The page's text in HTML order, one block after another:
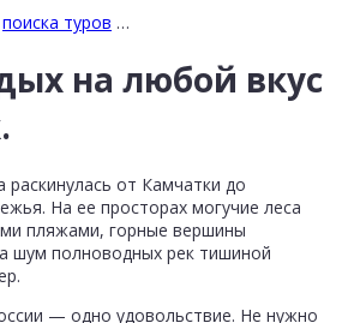
поиска туров …
на любой вкус
от Камчатки до
На ее просторах могучие леса
пляжами, горные вершины
шум полноводных рек тишиной
— одно удовольствие. Не нужно